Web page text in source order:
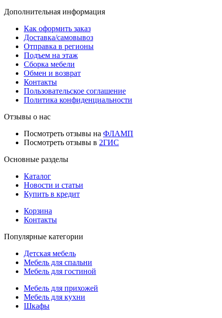
Дополнительная информация
Как оформить заказ
Доставка/самовывоз
Отправка в регионы
Подъем на этаж
Сборка мебели
Обмен и возврат
Контакты
Пользовательское соглашение
Политика конфиденциальности
Отзывы о нас
Посмотреть отзывы на ФЛАМП
Посмотреть отзывы в 2ГИС
Основные разделы
Каталог
Новости и статьи
Купить в кредит
Корзина
Контакты
Популярные категории
Детская мебель
Мебель для спальни
Мебель для гостиной
Мебель для прихожей
Мебель для кухни
Шкафы